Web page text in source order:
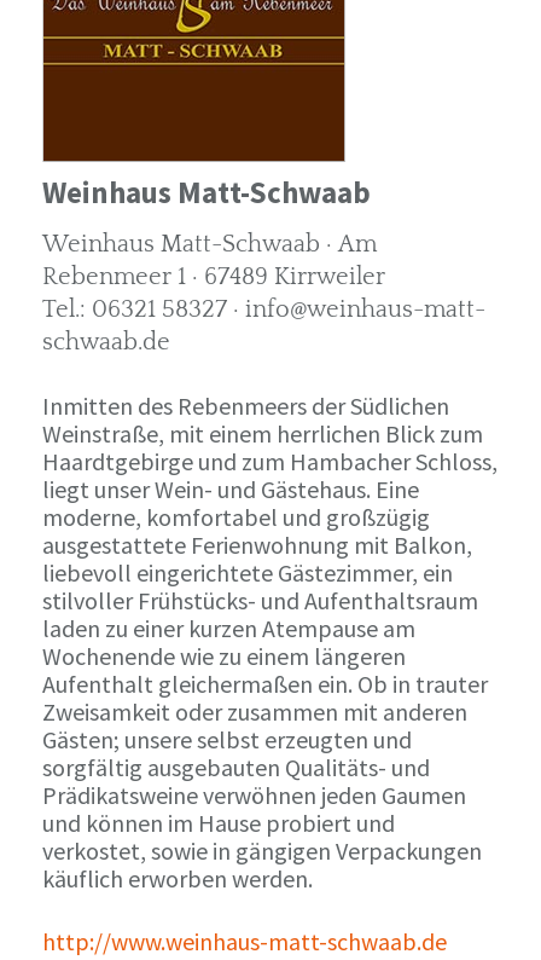
Weinhaus Matt-Schwaab
Weinhaus Matt-Schwaab · Am
Rebenmeer 1 · 67489 Kirrweiler
Tel.: 06321 58327 · info@weinhaus-matt-
schwaab.de
Inmitten des Rebenmeers der Südlichen
Weinstraße, mit einem herrlichen Blick zum
Haardtgebirge und zum Hambacher Schloss,
liegt unser Wein- und Gästehaus. Eine
moderne, komfortabel und großzügig
ausgestattete Ferienwohnung mit Balkon,
liebevoll eingerichtete Gästezimmer, ein
stilvoller Frühstücks- und Aufenthaltsraum
laden zu einer kurzen Atempause am
Wochenende wie zu einem längeren
Aufenthalt gleichermaßen ein. Ob in trauter
Zweisamkeit oder zusammen mit anderen
Gästen; unsere selbst erzeugten und
sorgfältig ausgebauten Qualitäts- und
Prädikatsweine verwöhnen jeden Gaumen
und können im Hause probiert und
verkostet, sowie in gängigen Verpackungen
käuflich erworben werden.
http://www.weinhaus-matt-schwaab.de